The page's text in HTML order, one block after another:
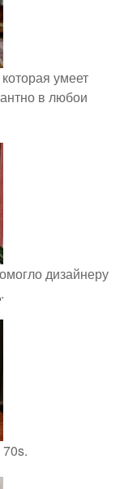
умеет
в любои
дизайнеру